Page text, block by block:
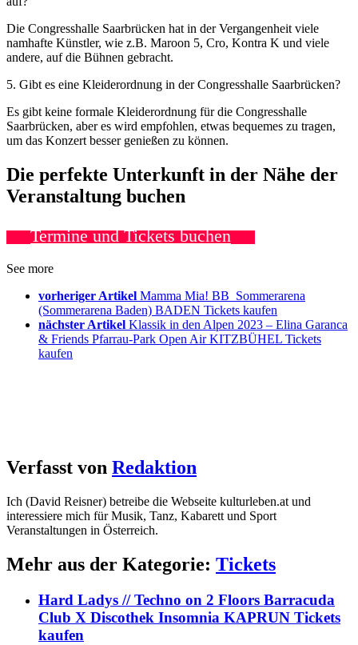
Die Congresshalle Saarbrücken hat in der Vergangenheit viele
namhafte Künstler, wie z.B. Maroon 5, Cro, Kontra K und viele
andere, auf die Bühnen gebracht.
5. Gibt es eine Kleiderordnung in der Congresshalle Saarbrücken?
Es gibt keine formale Kleiderordnung für die Congresshalle
Saarbrücken, aber es wird empfohlen, etwas bequemes zu tragen,
um das Konzert besser genießen zu können.
Die perfekte Unterkunft in der Nähe der
Veranstaltung buchen
Termine und Tickets buchen
See more
vorheriger Artikel Mamma Mia! BB_Sommerarena
(Sommerarena Baden) BADEN Tickets kaufen
nächster Artikel Klassik in den Alpen 2023 – Elina Garanca
& Friends Pfarrau-Park Open Air KITZBÜHEL Tickets
kaufen
Verfasst von Redaktion
Ich (David Reisner) betreibe die Webseite kulturleben.at und
interessiere mich für Musik, Tanz, Kabarett und Sport
Veranstaltungen in Österreich.
Mehr aus der Kategorie: Tickets
Hard Ladys // Techno on 2 Floors Barracuda
Club X Discothek Insomnia KAPRUN Tickets
kaufen